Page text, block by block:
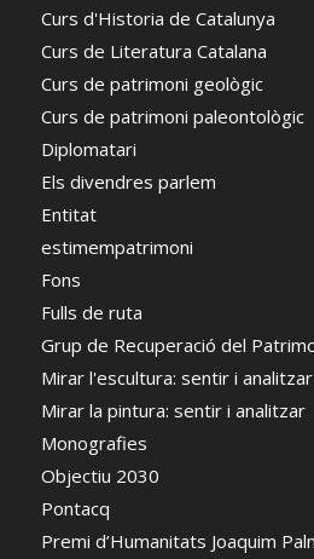
Curs d'Historia de Catalunya
Curs de Literatura Catalana
Curs de patrimoni geològic
Curs de patrimoni paleontològic
Diplomatari
Els divendres parlem
Entitat
estimempatrimoni
Fons
Fulls de ruta
Grup de Recuperació del
Mirar l'escultura: sentir i analitzar
Mirar la pintura: sentir i analitzar
Monografies
Objectiu 2030
Pontacq
Premi d’Humanitats Joaquim